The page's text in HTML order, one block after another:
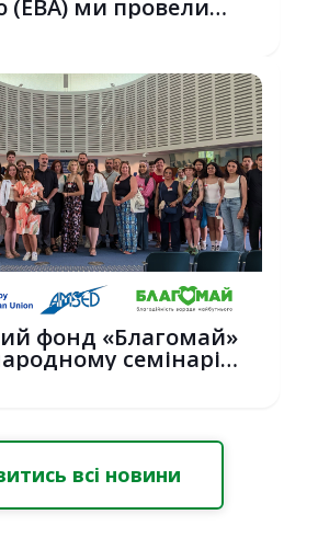
(EBA) ми провели
фонд «Благомай»
семінарі
всі новини